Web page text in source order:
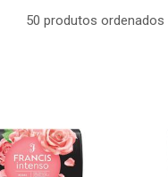
50 produtos ordenados